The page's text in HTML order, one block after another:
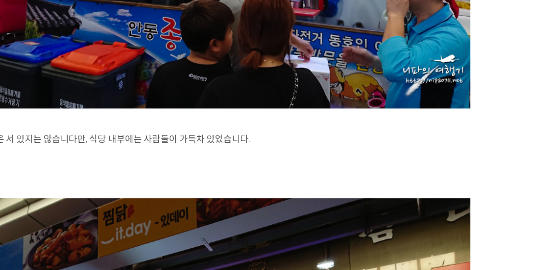
서 있지는 않습니다만, 식당 내부에는 사람들이 가득차 있었습니다.